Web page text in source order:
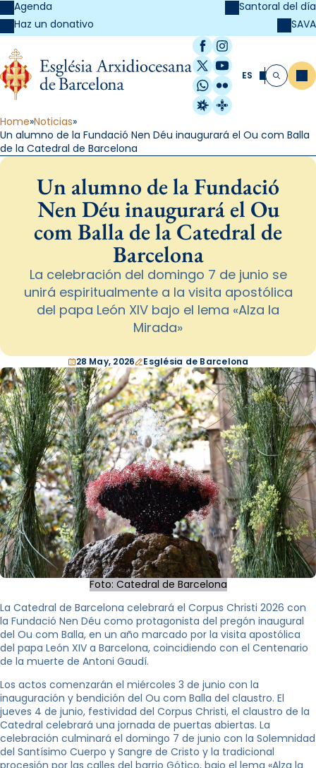
Agenda
Haz un donativo
Santoral del día
SAVA
Facebook
Instagram
X / Twitter
YouTube
WhatsApp
Flickr
Radio Estel
Catalunya
ES Buscar
Home Noticias
Un alumno de la Fundació Nen Déu inaugurará el Ou com Balla
de la Catedral de Barcelona
Un alumno de la Fundació
Nen Déu inaugurará el Ou
com Balla de la Catedral de
Barcelona
La celebración del domingo 7 de junio se
unirá espiritualmente a la visita apostólica
del papa León XIV bajo el lema «Alza la
Mirada»
28 May, 2026 Església de Barcelona
Foto: Catedral de Barcelona
La Catedral de Barcelona celebrará el Corpus Christi 2026 con
la Fundació Nen Déu como protagonista del pregón inaugural
del Ou com Balla, en un año marcado por la visita apostólica
del papa León XIV a Barcelona, coincidiendo con el Centenario
de la muerte de Antoni Gaudí.
Los actos comenzarán el miércoles 3 de junio con la
inauguración y bendición del Ou com Balla del claustro. El
jueves 4 de junio, festividad del Corpus Christi, el claustro de la
Catedral celebrará una jornada de puertas abiertas. La
celebración culminará el domingo 7 de junio con la Solemnidad
del Santísimo Cuerpo y Sangre de Cristo y la tradicional